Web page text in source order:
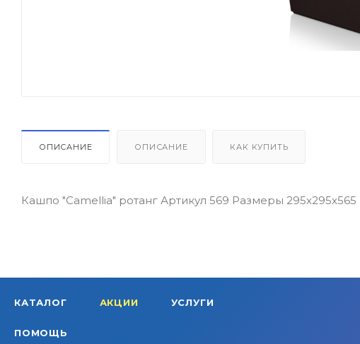
ОПИСАНИЕ ОПИСАНИЕ КАК КУПИТЬ
Кашпо "Camellia" ротанг Артикул 569 Размеры
КАТАЛОГ АКЦИИ УСЛУГИ
ПОМОЩЬ